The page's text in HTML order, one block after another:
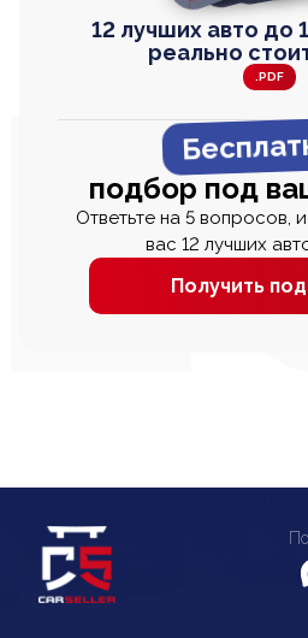
12 лучших авто до
реально
.PDF
подбор под
Ответьте на 5 вопросов,
вас 12 лучших
Получить